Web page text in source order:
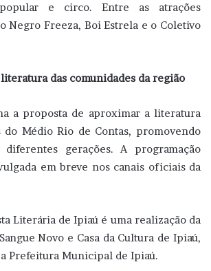
e circo. Entre as atrações
Negro Freeza, Boi Estrela e o Coletivo
das comunidades da região
a proposta de aproximar a literatura
do Médio Rio de Contas, promovendo
gerações. A programação
em breve nos canais oficiais da
Literária de Ipiaú é uma realização da
Novo e Casa da Cultura de Ipiaú,
Prefeitura Municipal de Ipiaú.